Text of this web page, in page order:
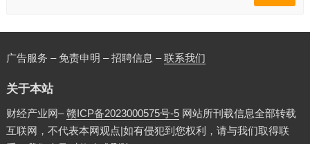
广告服务 – 免责申明 – 招聘信息 –联系我们
关于本站
财经产业网–赣ICP备2023000575号-5网站所刊载信息全部转载
互联网，不代表本网观点|如有侵犯到您权利，请与我们取得联